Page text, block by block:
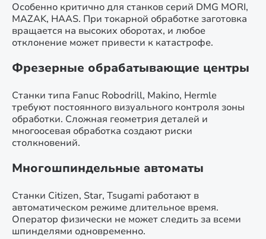
Особенно критично для станков серий DMG MORI,
MAZAK, HAAS. При токарной обработке заготовка
вращается на высоких оборотах, и любое
отклонение может привести к катастрофе.
Фрезерные обрабатывающие центры
Станки типа Fanuc Robodrill, Makino, Hermle
требуют постоянного визуального контроля зоны
обработки. Сложная геометрия деталей и
многоосевая обработка создают риски
столкновений.
Многошпиндельные автоматы
Станки Citizen, Star, Tsugami работают в
автоматическом режиме длительное время.
Оператор физически не может следить за всеми
шпинделями одновременно.